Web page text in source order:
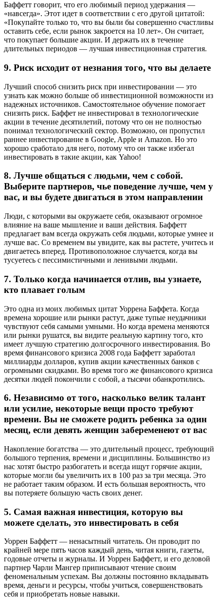
Баффетт говорит, что его любимый период удержания —
«навсегда». Этот идет в соответствии с его другой цитатой:
«Покупайте только то, что вы были бы совершенно счастливы
оставить себе, если рынок закроется на 10 лет». Он считает,
что покупает большие акции. И держать их в течение
длительных периодов — лучшая инвестиционная стратегия.
9. Риск исходит от незнания того, что вы делаете
Лучший способ снизить риск при инвестировании — это
узнать как можно больше об инвестиционной возможности из
надежных источников. Самостоятельное обучение помогает
снизить риск. Баффет не инвестировал в технологические
акции в течение десятилетий, потому что он не полностью
понимал технологический сектор. Возможно, он пропустил
раннее инвестирование в Google, Apple и Amazon. Но это
хорошо сработало для него, потому что он также избегал
инвестировать в такие акции, как Yahoo!
8. Лучше общаться с людьми, чем с собой.
Выберите партнеров, чье поведение лучше, чем у
вас, и вы будете двигаться в этом направлении
Люди, с которыми вы окружаете себя, оказывают огромное
влияние на ваше мышление и ваши действия. Баффетт
предлагает вам всегда окружать себя людьми, которые умнее и
лучше вас. Со временем вы увидите, как вы растете, учитесь и
двигаетесь вперед. Противоположное случается, когда вы
тусуетесь с пессимистичными и ленивыми людьми.
7. Только когда начинается отлив, вы узнаете,
кто плавает голым
Это одна из моих любимых цитат Уоррена Баффета. Когда
времена хорошие или рынки растут, даже тупые неудачники
чувствуют себя самыми умными. Но когда времена меняются
или рынки рушатся, вы видите реальную картину того, кто
имеет лучшую стратегию долгосрочного инвестирования. Во
время финансового кризиса 2008 года Баффетт заработал
миллиарды долларов, купив акции качественных банков с
огромными скидками. Во время того же финансового кризиса
десятки людей покончили с собой, а тысячи обанкротились.
6. Независимо от того, насколько велик талант
или усилие, некоторые вещи просто требуют
времени. Вы не сможете родить ребенка за один
месяц, если девять женщин забеременеют от вас
Накопление богатства — это длительный процесс, требующий
большого терпения, времени и дисциплины. Большинство из
нас хотят быстро разбогатеть и всегда ищут горячие акции,
которые могли бы увеличить их в 100 раз за три месяца. Это
не работает таким образом. И есть большая вероятность, что
вы потеряете большую часть своих денег.
5. Самая важная инвестиция, которую вы
можете сделать, это инвестировать в себя
Уоррен Баффетт — ненасытный читатель. Он проводит по
крайней мере пять часов каждый день, читая книги, газеты,
годовые отчеты и журналы. И Уоррен Баффетт, и его деловой
партнер Чарли Мангер приписывают чтение своим
феноменальным успехам. Вы должны постоянно вкладывать
время, деньги и ресурсы, чтобы учиться, совершенствовать
себя и приобретать новые навыки.